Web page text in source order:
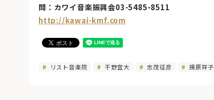
問：カワイ音楽振興会03-5485-8511
http://kawai-kmf.com
リスト音楽院 干野宜大 志茂征彦 揚原祥子